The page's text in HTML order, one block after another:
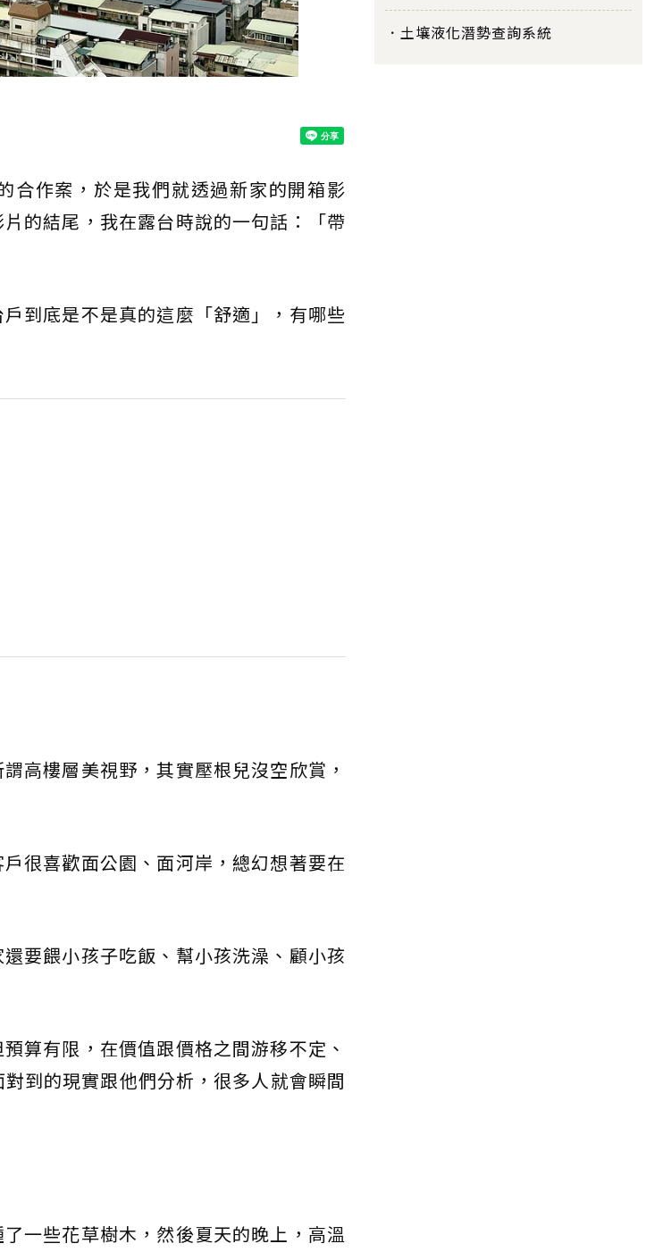
合作案，於是我們就透過新家的開箱影
的結尾，我在露台時說的一句話：「帶
到底是不是真的這麼「舒適」，有哪些
高樓層美視野，其實壓根兒沒空欣賞，
很喜歡面公園、面河岸，總幻想著要在
要餵小孩子吃飯、幫小孩洗澡、顧小孩
算有限，在價值跟價格之間游移不定、
到的現實跟他們分析，很多人就會瞬間
一些花草樹木，然後夏天的晚上，高溫
土壤液化潛勢查詢系統